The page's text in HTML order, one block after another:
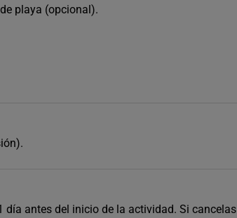
playa (opcional).
día antes del inicio de la actividad. Si cancelas